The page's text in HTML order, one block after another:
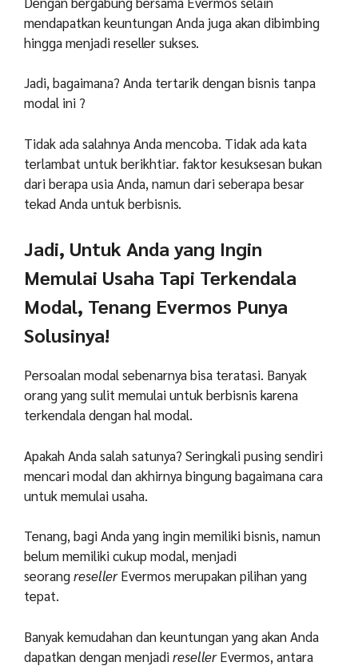
mendapatkan keuntungan Anda juga akan dibimbing
hingga menjadi reseller sukses.
Jadi, bagaimana? Anda tertarik dengan bisnis tanpa
modal ini ?
Tidak ada salahnya Anda mencoba. Tidak ada kata
terlambat untuk berikhtiar. faktor kesuksesan bukan
dari berapa usia Anda, namun dari seberapa besar
tekad Anda untuk berbisnis.
Jadi, Untuk Anda yang Ingin
Memulai Usaha Tapi Terkendala
Modal, Tenang Evermos Punya
Solusinya!
Persoalan modal sebenarnya bisa teratasi. Banyak
orang yang sulit memulai untuk berbisnis karena
terkendala dengan hal modal.
Apakah Anda salah satunya? Seringkali pusing sendiri
mencari modal dan akhirnya bingung bagaimana cara
untuk memulai usaha.
Tenang, bagi Anda yang ingin memiliki bisnis, namun
belum memiliki cukup modal, menjadi
seorangresellerEvermos merupakan pilihan yang
tepat.
Banyak kemudahan dan keuntungan yang akan Anda
dapatkan dengan menjadiresellerEvermos, antara